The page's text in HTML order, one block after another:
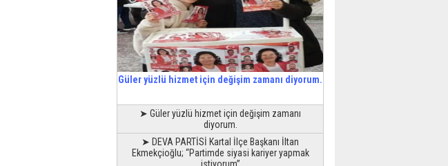
Güler yüzlü hizmet için değişim zamanı diyorum.
➤ Güler yüzlü hizmet için değişim zamanı
diyorum.
➤ DEVA PARTİSİ Kartal İlçe Başkanı İltan
Ekmekçioğlu; “Partimde siyasi kariyer yapmak